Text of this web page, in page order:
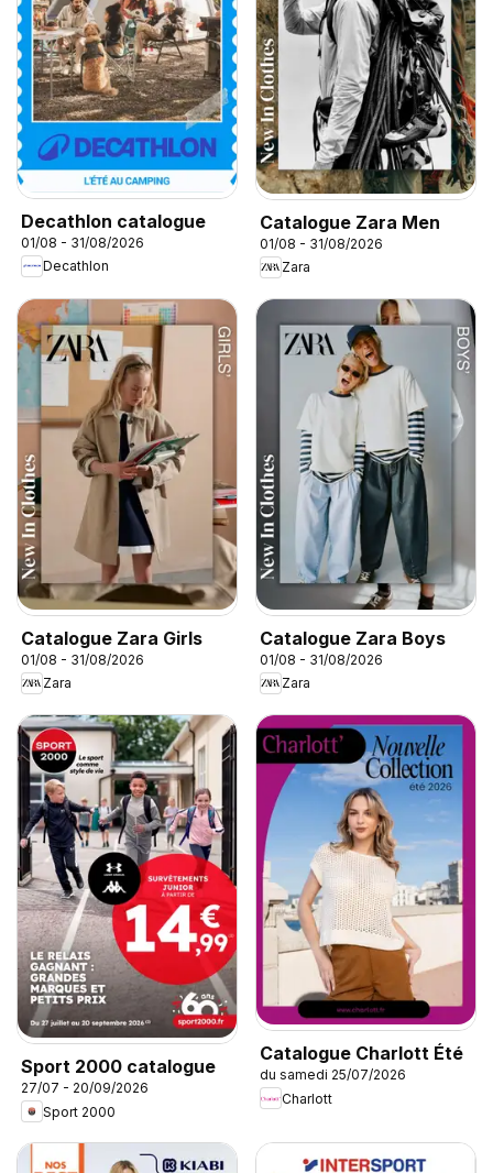
Decathlon catalogue
01/08 - 31/08/2026
Decathlon
Catalogue Zara Men
01/08 - 31/08/2026
Zara
Catalogue Zara Girls
01/08 - 31/08/2026
Zara
Catalogue Zara Boys
01/08 - 31/08/2026
Zara
Sport 2000 catalogue
27/07 - 20/09/2026
Sport 2000
Catalogue Charlott Été
du samedi 25/07/2026
Charlott